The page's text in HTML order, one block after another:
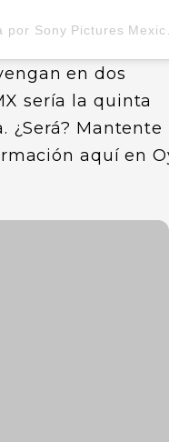
en dos
sería la quinta
¿Será? Mantente
aquí en